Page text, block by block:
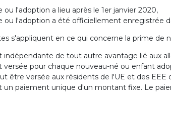
ou l'adoption a lieu après le 1er janvier 2020,
ou l'adoption a été officiellement enregistrée
s'appliquent en ce qui concerne la prime de
indépendante de tout autre avantage lié aux
versée pour chaque nouveau-né ou enfant
être versée aux résidents de l'UE et des
un paiement unique d'un montant fixe. Le